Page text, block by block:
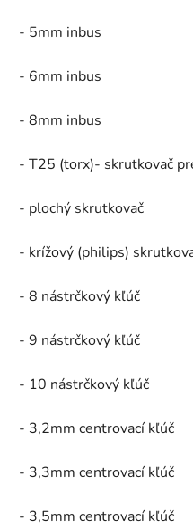
- 5mm inbus
- 6mm inbus
- 8mm inbus
- T25 (torx)- skrutkovač
- plochý skrutkovač
- krížový (philips)
- 8 nástrčkový kľúč
- 9 nástrčkový kľúč
- 10 nástrčkový kľúč
- 3,2mm centrovací kľúč
- 3,3mm centrovací kľúč
- 3,5mm centrovací kľúč